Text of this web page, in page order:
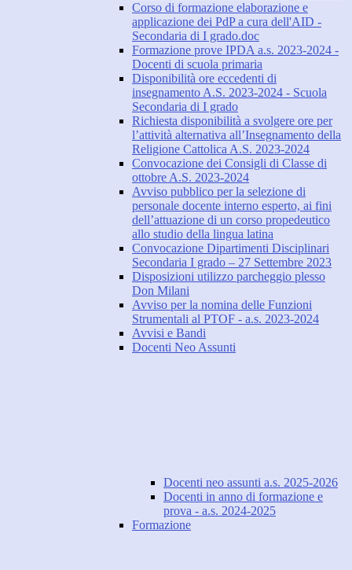
Corso di formazione elaborazione e
applicazione dei PdP a cura dell'AID -
Secondaria di I grado.doc
Formazione prove IPDA a.s. 2023-2024 -
Docenti di scuola primaria
Disponibilità ore eccedenti di
insegnamento A.S. 2023-2024 - Scuola
Secondaria di I grado
Richiesta disponibilità a svolgere ore per
l’attività alternativa all’Insegnamento della
Religione Cattolica A.S. 2023-2024
Convocazione dei Consigli di Classe di
ottobre A.S. 2023-2024
Avviso pubblico per la selezione di
personale docente interno esperto, ai fini
dell’attuazione di un corso propedeutico
allo studio della lingua latina
Convocazione Dipartimenti Disciplinari
Secondaria I grado – 27 Settembre 2023
Disposizioni utilizzo parcheggio plesso
Don Milani
Avviso per la nomina delle Funzioni
Strumentali al PTOF - a.s. 2023-2024
Avvisi e Bandi
Docenti Neo Assunti
Docenti neo assunti a.s. 2025-2026
Docenti in anno di formazione e
prova - a.s. 2024-2025
Formazione